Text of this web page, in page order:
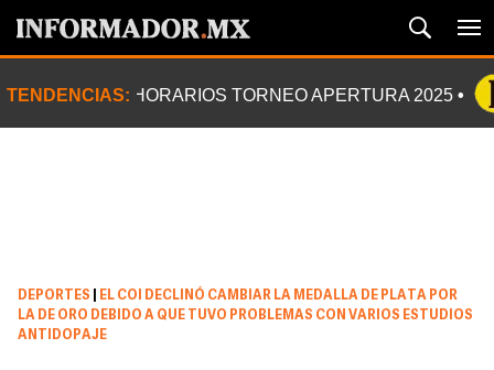
TENDENCIAS: HORARIOS TORNEO APERTURA 2025
DEPORTES
EL COI DECLINÓ CAMBIAR LA MEDALLA DE PLATA POR
LA DE ORO DEBIDO A QUE TUVO PROBLEMAS CON VARIOS ESTUDIOS
ANTIDOPAJE